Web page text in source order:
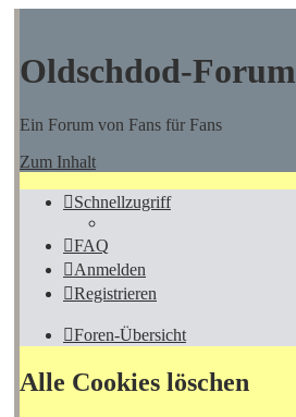
Oldschdod-Forum
Ein Forum von Fans für Fans
Zum Inhalt
Schnellzugriff
FAQ
Anmelden
Registrieren
Foren-Übersicht
Alle Cookies löschen